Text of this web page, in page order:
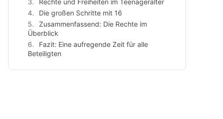
Rechte und Freiheiten im Teenageralter
Die großen Schritte mit 16
Zusammenfassend: Die Rechte im
Überblick
Fazit: Eine aufregende Zeit für alle
Beteiligten